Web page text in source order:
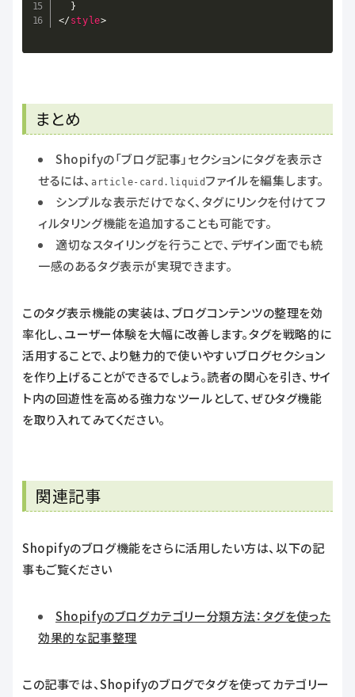
}
</style>
まとめ
Shopifyの「ブログ記事」セクションにタグを表示さ
せるには、 article-card.liquid ファイルを編集します。
シンプルな表示だけでなく、タグにリンクを付けてフ
ィルタリング機能を追加することも可能です。
適切なスタイリングを行うことで、デザイン面でも統
一感のあるタグ表示が実現できます。
このタグ表示機能の実装は、ブログコンテンツの整理を効
率化し、ユーザー体験を大幅に改善します。タグを戦略的に
活用することで、より魅力的で使いやすいブログセクション
を作り上げることができるでしょう。読者の関心を引き、サイ
ト内の回遊性を高める強力なツールとして、ぜひタグ機能
を取り入れてみてください。
関連記事
Shopifyのブログ機能をさらに活用したい方は、以下の記
事もご覧ください
Shopifyのブログカテゴリー分類方法：タグを使った
効果的な記事整理
この記事では、Shopifyのブログでタグを使ってカテゴリー